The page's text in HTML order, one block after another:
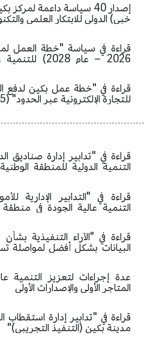
إصدار 40 سياسة داعمة
خبي) الدولي للابتكار العلمي
قراءة في سياسة "خطة العمل
2026 – عام
قراءة في "خطة عمل بكين لدفع
للتجارة الإلكترونية عبر الحدود" (2025 -2027 )
قراءة في "تدابير إدارة صناديق
التنمية الدولية للمنطقة
قراءة في "التدابير الإدارية
التنمية عالية الجودة في
قراءة في "الآراء التنفيذية
البيانات بشكل أفضل لمواصلة
عدة إجراءات لتعزيز التنمية
المتاجر الأولى والإصدارات الأولى
قراءة في "تدابير إدارة استقطاب
مدينة بكين (التنفيذ التجريبي)"